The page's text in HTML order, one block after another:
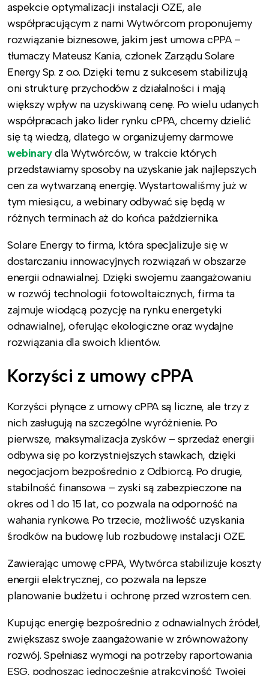
aspekcie optymalizacji instalacji OZE, ale
współpracującym z nami Wytwórcom proponujemy
rozwiązanie biznesowe, jakim jest umowa cPPA –
tłumaczy Mateusz Kania, członek Zarządu Solare
Energy Sp. z o.o. Dzięki temu z sukcesem stabilizują
oni strukturę przychodów z działalności i mają
większy wpływ na uzyskiwaną cenę. Po wielu udanych
współpracach jako lider rynku cPPA, chcemy dzielić
się tą wiedzą, dlatego w organizujemy darmowe
webinary dla Wytwórców, w trakcie których
przedstawiamy sposoby na uzyskanie jak najlepszych
cen za wytwarzaną energię. Wystartowaliśmy już w
tym miesiącu, a webinary odbywać się będą w
różnych terminach aż do końca października.
Solare Energy to firma, która specjalizuje się w
dostarczaniu innowacyjnych rozwiązań w obszarze
energii odnawialnej. Dzięki swojemu zaangażowaniu
w rozwój technologii fotowoltaicznych, firma ta
zajmuje wiodącą pozycję na rynku energetyki
odnawialnej, oferując ekologiczne oraz wydajne
rozwiązania dla swoich klientów.
Korzyści z umowy cPPA
Korzyści płynące z umowy cPPA są liczne, ale trzy z
nich zasługują na szczególne wyróżnienie. Po
pierwsze, maksymalizacja zysków – sprzedaż energii
odbywa się po korzystniejszych stawkach, dzięki
negocjacjom bezpośrednio z Odbiorcą. Po drugie,
stabilność finansowa – zyski są zabezpieczone na
okres od 1 do 15 lat, co pozwala na odporność na
wahania rynkowe. Po trzecie, możliwość uzyskania
środków na budowę lub rozbudowę instalacji OZE.
Zawierając umowę cPPA, Wytwórca stabilizuje koszty
energii elektrycznej, co pozwala na lepsze
planowanie budżetu i ochronę przed wzrostem cen.
Kupując energię bezpośrednio z odnawialnych źródeł,
zwiększasz swoje zaangażowanie w zrównoważony
rozwój. Spełniasz wymogi na potrzeby raportowania
ESG, podnosząc jednocześnie atrakcyjność Twojej